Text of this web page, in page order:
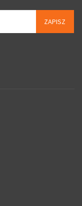
ZAPISZ